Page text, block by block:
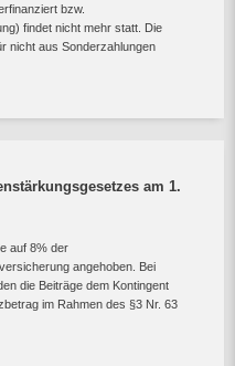
bzw.
findet nicht mehr statt. Die
nicht aus Sonderzahlungen
am 1.
auf 8% der
angehoben. Bei
die Beiträge dem Kontingent
im Rahmen des §3 Nr. 63